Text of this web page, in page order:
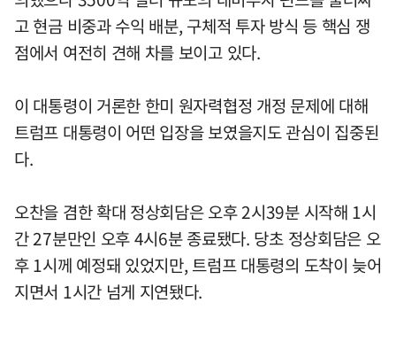
고 현금 비중과 수익 배분, 구체적 투자 방식 등 핵심 쟁
점에서 여전히 견해 차를 보이고 있다.
이 대통령이 거론한 한미 원자력협정 개정 문제에 대해
트럼프 대통령이 어떤 입장을 보였을지도 관심이 집중된
다.
오찬을 겸한 확대 정상회담은 오후 2시39분 시작해 1시
간 27분만인 오후 4시6분 종료됐다. 당초 정상회담은 오
후 1시께 예정돼 있었지만, 트럼프 대통령의 도착이 늦어
지면서 1시간 넘게 지연됐다.